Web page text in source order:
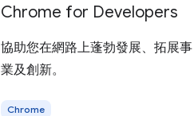
Chrome for Developers
協助您在網路上蓬勃發展、拓展事
業及創新。
Chrome